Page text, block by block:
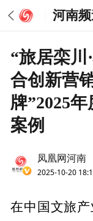
河南
“旅居栾川
合创新营
牌”2025
案例
凤凰网河南
2025-10-20
在中国文旅